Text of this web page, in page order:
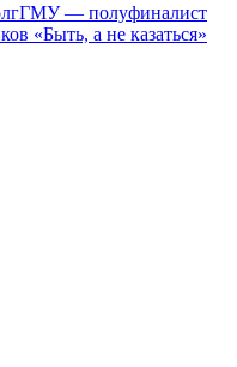
— полуфиналист
«Быть, а не казаться»